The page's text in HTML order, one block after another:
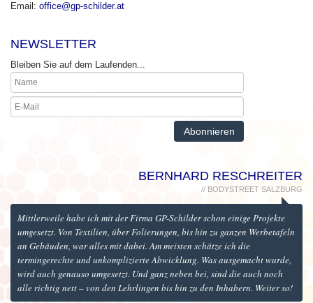
Email: office@gp-schilder.at
NEWSLETTER
Bleiben Sie auf dem Laufenden...
BERNHARD RESCHREITER
// BODYSTREET SALZBURG
Mittlerweile habe ich mit der Firma GP-Schilder schon einige Projekte
umgesetzt. Von Textilien, über Folierungen, bis hin zu ganzen Werbetafeln
an Gebäuden, war alles mit dabei. Am meisten schätze ich die
termingerechte und unkomplizierte Abwicklung. Was ausgemacht wurde,
wird auch genauso umgesetzt. Und ganz neben bei, sind die auch noch
alle richtig nett – von den Lehrlingen bis hin zu den Inhabern. Weiter so!